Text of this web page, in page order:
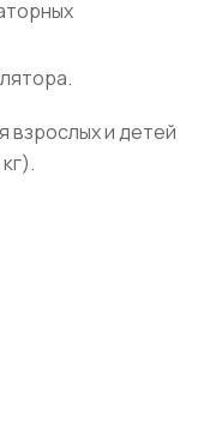
взрослых и детей